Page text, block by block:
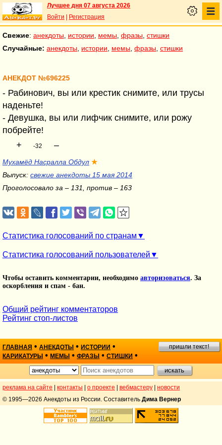
Лучшее дня 07 августа 2026
Войти
Регистрация
Свежие: анекдоты истории мемы фразы стишки
Случайные: анекдоты истории мемы фразы стишки
АНЕКДОТ №696225
- Рабинович, вы или крестик снимите, или трусы
наденьте!
- Девушка, вы или лифчик снимите, или рожу
побрейте!
+
-32 –
Мухамёд Насралла Обдул ★
Выпуск: свежие анекдоты 15 мая 2014
Проголосовало за – 131, против – 163
Статистика голосований по странам
Статистика голосований пользователей
Чтобы оставить комментарии, необходимо авторизоваться. За
оскорбления и спам - бан.
Общий рейтинг комментаторов
Рейтинг стоп-листов
ГЛАВНАЯ • АНЕКДОТЫ • ИСТОРИИ •
КАРИКАТУРЫ • МЕМЫ • ФРАЗЫ • СТИШКИ •
пришли текст!
реклама на сайте контакты о проекте вебмастеру
новости
© 1995—2026 Анекдоты из России. Составитель Дима Вернер